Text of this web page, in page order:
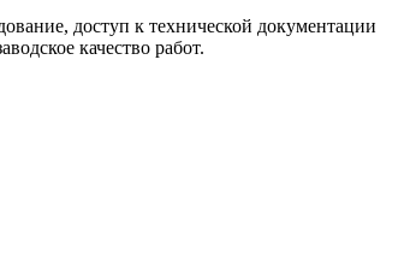
доступ к технической документации
качество работ.